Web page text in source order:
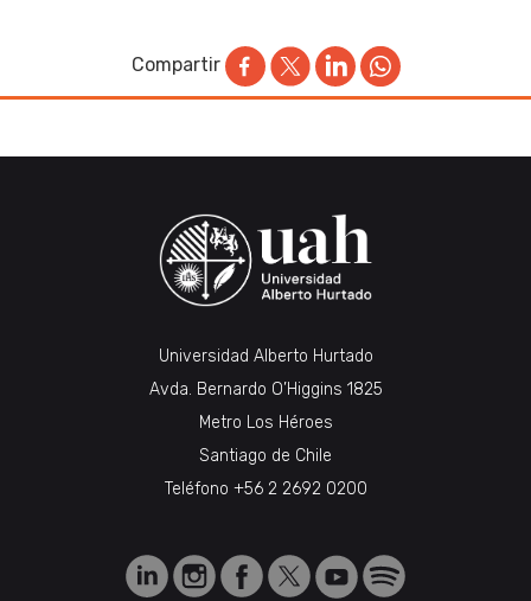
Compartir
Universidad Alberto Hurtado
Avda. Bernardo O’Higgins 1825
Metro Los Héroes
Santiago de Chile
Teléfono +56 2 2692 0200